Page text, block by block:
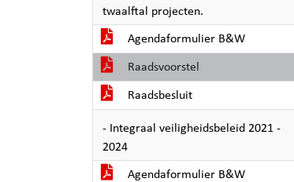
twaalftal projecten.
Agendaformulier B&W
Raadsvoorstel
Raadsbesluit
- Integraal veiligheidsbeleid 2021 -
2024
Agendaformulier B&W